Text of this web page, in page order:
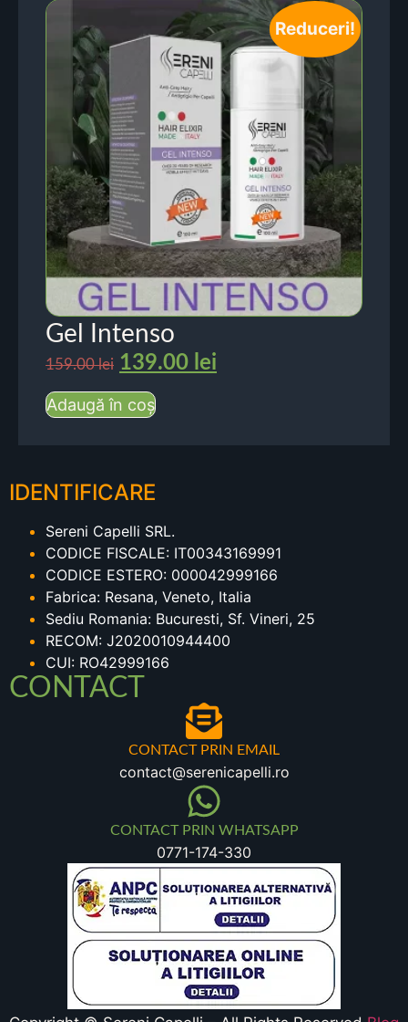
Reduceri!
Gel Intenso
159.00lei 139.00 lei
Adaugă în coș
IDENTIFICARE
Sereni Capelli SRL.
CODICE FISCALE: IT00343169991
CODICE ESTERO: 000042999166
Fabrica: Resana, Veneto, Italia
Sediu Romania: Bucuresti, Sf. Vineri, 25
RECOM: J2020010944400
CUI: RO42999166
CONTACT
CONTACT PRIN EMAIL
contact@serenicapelli.ro
CONTACT PRIN WHATSAPP
0771-174-330